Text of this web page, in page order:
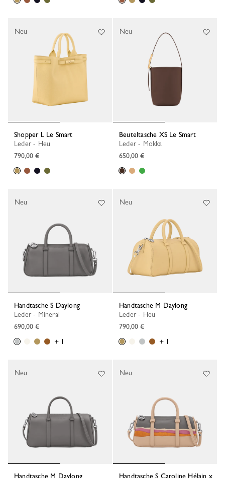
Shopper L Le Smart
Leder - Heu
790,00 €
Neu
Beuteltasche XS Le Smart
Leder - Mokka
650,00 €
Neu
Handtasche S Daylong
Leder - Mineral
690,00 €
+ 1
Neu
Handtasche M Daylong
Leder - Heu
790,00 €
+ 1
Neu
Handtasche M Daylong
Neu
Handtasche S Caroline Hélain x
Neu